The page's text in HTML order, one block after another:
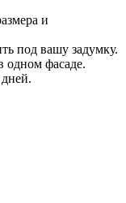
и
под вашу задумку.
одном фасаде.